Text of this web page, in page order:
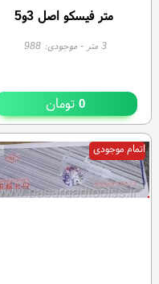
متر فیسکو اصل 3و5
3 متر - موجودی: 988
0تومان
اتمام موجودی